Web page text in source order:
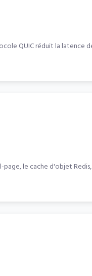
QUIC réduit la
le cache d'objet